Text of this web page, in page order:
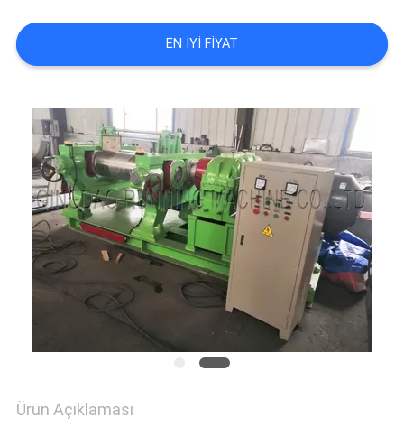
SITE
HARITASI
PRIVACY
POLICY
EN IYI FIYAT
Ürün Açıklaması